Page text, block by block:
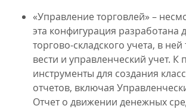
«Управление торговлей» –
эта конфигурация разработана
торгово-складского учета, в
вести и управленческий учет. К
инструменты для создания
отчетов, включая
Отчет о движении денежных